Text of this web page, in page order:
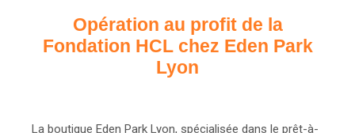
Opération au profit de la
Fondation HCL chez Eden Park
Lyon
La boutique Eden Park Lyon, spécialisée dans le prêt-à-